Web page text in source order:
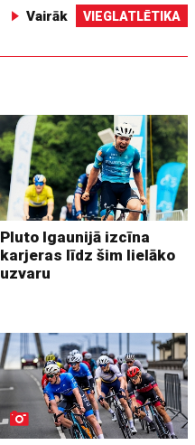
Vairāk VIEGLATLĒTIKA
Pluto Igaunijā izcīna
karjeras līdz šim lielāko
uzvaru